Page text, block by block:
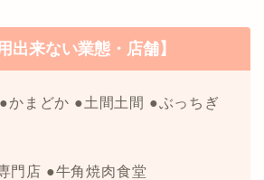
出来ない業態・店舗】
かまどか ●土間土間 ●ぶっちぎ
門店 ●牛角焼肉食堂